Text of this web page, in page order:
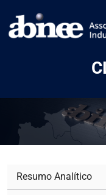
Resumo Analítico